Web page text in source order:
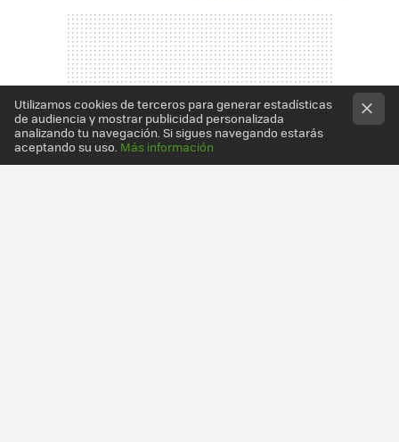
Utilizamos cookies de terceros para generar estadísticas
de audiencia y mostrar publicidad personalizada
analizando tu navegación. Si sigues navegando estarás
aceptando su uso. Más información